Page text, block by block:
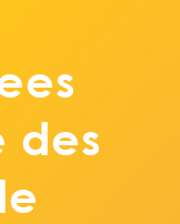
des